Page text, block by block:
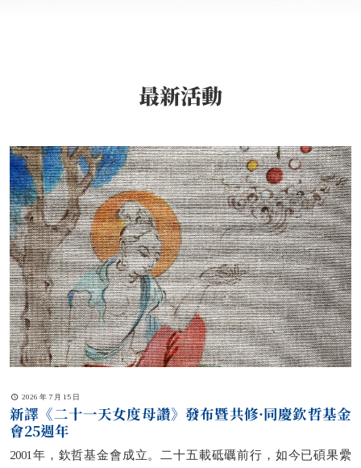
最新活動
2026 年 7 月 15 日
新譯《二十一天女度母讚》發布暨共修·同慶欽哲基金
會25週年
2001年，欽哲基金會成立。二十五載砥礪前行，如今已碩果纍